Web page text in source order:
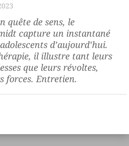
quête de sens, le
capture un instantané
d’aujourd’hui.
il illustre tant leurs
que leurs révoltes,
forces. Entretien.